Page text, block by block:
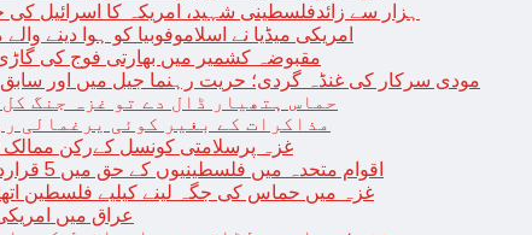
18 ہزار سے زائدفلسطینی شہید، امریکہ کا اسرائیل
امریکی میڈیا نے اسلاموفوبیا کو ہوا دینے
مقبوضہ کشمیر میں بھارتی فوج کی
مودی سرکار کی غنڈہ گردی؛ حریت رہنما جیل میں اور سابق
حماس ہتھیار ڈال دے تو غزہ جنگ
مذاکرات کے بغیر کوئی یرغمالی
غزہ پرسلامتی کونسل کےرکن ممالک
اقوام متحدہ میں فلسطینیوں کے حق میں 5 قراردادیں منظور؛ امریکا غیر حاضر
غزہ میں حماس کی جگہ لینے کیلیے فلسطین
عراق میں